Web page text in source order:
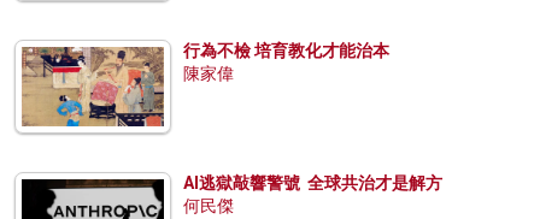
行為不檢 培育教化才能治本
陳家偉
AI逃獄敲響警號 全球共治才是解方
何民傑